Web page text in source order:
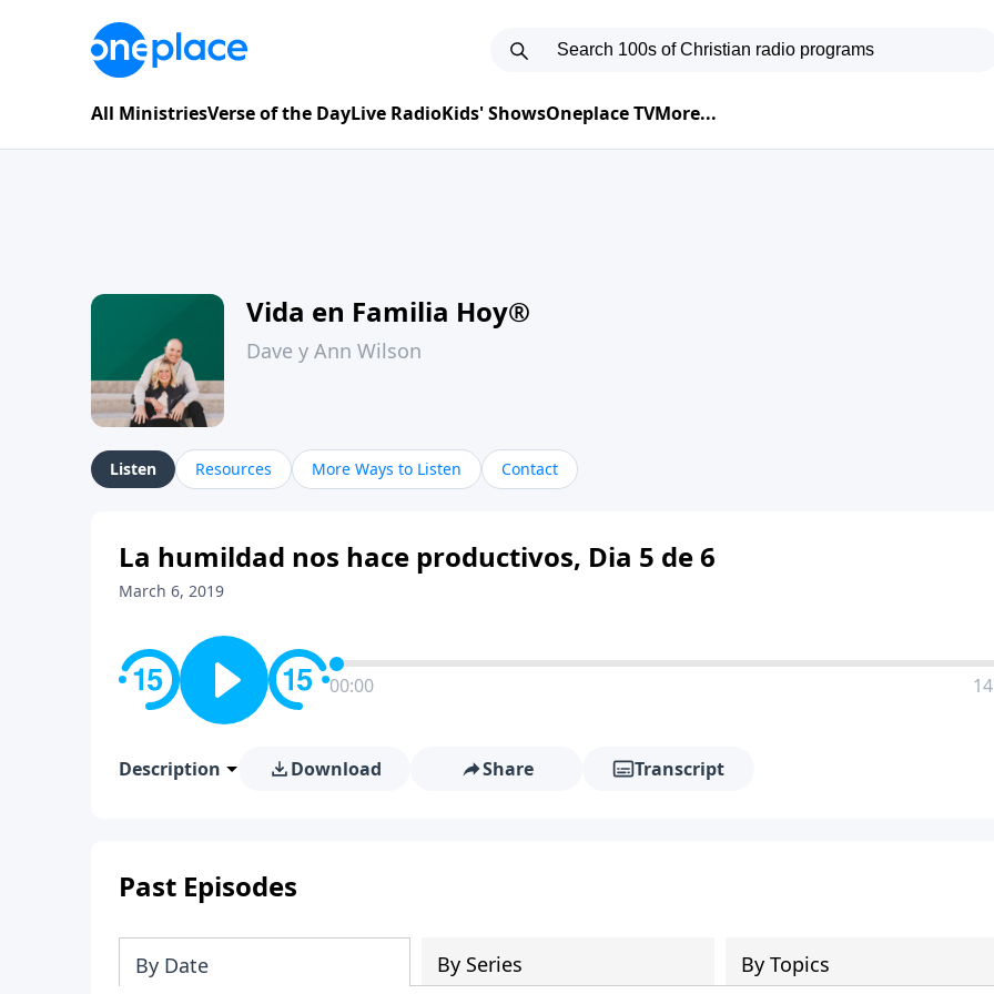
All MinistriesVerse of the DayLive RadioKids' ShowsOneplace TVMore...
Vida en Familia Hoy®
Dave y Ann Wilson
Listen Resources More Ways to Listen Contact
La humildad nos hace productivos, Dia 5 de 6
March 6, 2019
00:00
Description Download Share Transcript
Past Episodes
By Date By Series By Topics